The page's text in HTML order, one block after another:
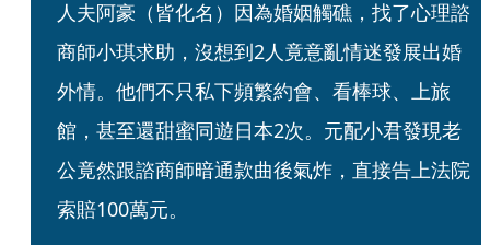
人夫阿豪（皆化名）因為婚姻觸礁，找了心理諮
商師小琪求助，沒想到2人竟意亂情迷發展出婚
外情。他們不只私下頻繁約會、看棒球、上旅
館，甚至還甜蜜同遊日本2次。元配小君發現老
公竟然跟諮商師暗通款曲後氣炸，直接告上法院
索賠100萬元。